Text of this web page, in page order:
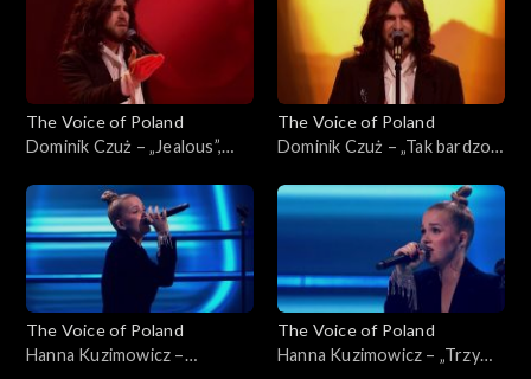
Finał, 29 listopada 2025
The Voice of Poland
Dominik Czuż – „Jealous”,
22 listopada 2025
The Voice of Poland
Dominik Czuż – „Tak bardzo
Poland”, Live 3, 22 listopada
2025
The Voice of Poland
Hanna Kuzimowicz –
The Voice of Poland
Hanna Kuzimowicz – „Trzy